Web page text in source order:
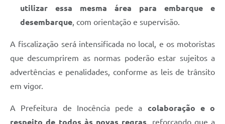
utilizar essa mesma área para embarque e
desembarque, com orientação e supervisão.
A fiscalização será intensificada no local, e os motoristas
que descumprirem as normas poderão estar sujeitos a
advertências e penalidades, conforme as leis de trânsito
em vigor.
A Prefeitura de Inocência pede a colaboração e o
respeito de todos às novas regras, reforçando que a